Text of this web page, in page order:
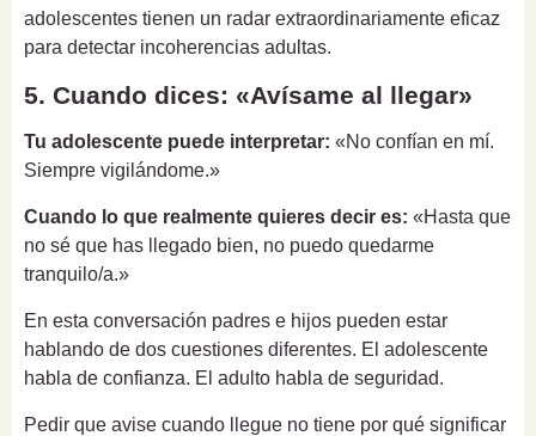
adolescentes tienen un radar extraordinariamente eficaz
para detectar incoherencias adultas.
5. Cuando dices: «Avísame al llegar»
Tu adolescente puede interpretar: «No confían en mí.
Siempre vigilándome.»
Cuando lo que realmente quieres decir es: «Hasta que
no sé que has llegado bien, no puedo quedarme
tranquilo/a.»
En esta conversación padres e hijos pueden estar
hablando de dos cuestiones diferentes. El adolescente
habla de confianza. El adulto habla de seguridad.
Pedir que avise cuando llegue no tiene por qué significar